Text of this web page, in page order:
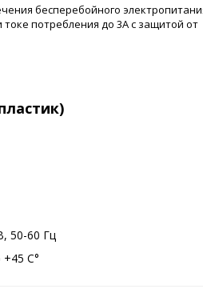
бесперебойного
потребления до 3А с защитой от
50-60 Гц
С°